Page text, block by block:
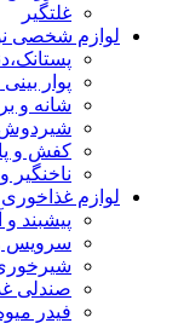
غلتگیر
لوازم شخصی
پوار
شانه و
کفش و
لوازم غذاخوری
پیشبند و
سرویس
صندلی
فیدر